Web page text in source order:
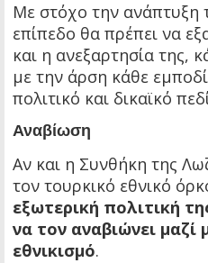
Με στόχο την ανάπτυξη
επίπεδο θα πρέπει να
και η ανεξαρτησία της,
με την άρση κάθε
πολιτικό και δικαϊκό
Αναβίωση
Αν και η Συνθήκη της
τον τουρκικό εθνικό
εξωτερική πολιτική
να τον αναβιώνει μαζί
εθνικισμό.